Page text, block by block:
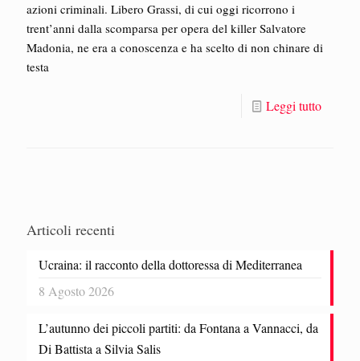
azioni criminali. Libero Grassi, di cui oggi ricorrono i
trent’anni dalla scomparsa per opera del killer Salvatore
Madonia, ne era a conoscenza e ha scelto di non chinare di
testa
Leggi tutto
Articoli recenti
Ucraina: il racconto della dottoressa di Mediterranea
8 Agosto 2026
L’autunno dei piccoli partiti: da Fontana a Vannacci, da
Di Battista a Silvia Salis